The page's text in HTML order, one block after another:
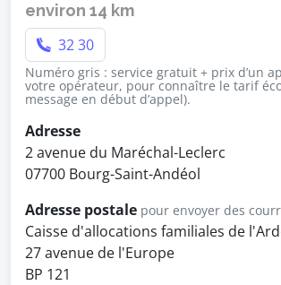
environ 14 km
32 30
Numéro gris : service gratuit + prix d’un
votre opérateur, pour connaître le tarif
message en début d’appel).
Adresse
2 avenue du Maréchal-Leclerc
07700 Bourg-Saint-Andéol
Adresse postale pour envoyer des
Caisse d'allocations familiales de
27 avenue de l'Europe
BP 121